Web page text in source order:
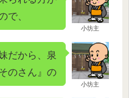
小坊主
で、
小坊主
だから、泉
のさん』の